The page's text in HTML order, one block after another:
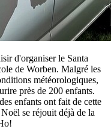
d'organiser le Santa
de Worben. Malgré les
météorologiques,
près de 200 enfants.
enfants ont fait de cette
se réjouit déjà de la